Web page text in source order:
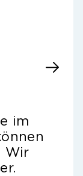
im
Wir